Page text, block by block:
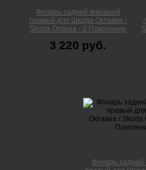
Фонарь задний внешний
правый для Шкода Октавия /
Skoda Octavia - 2 Поколение
3 220 руб.
Фонарь задний